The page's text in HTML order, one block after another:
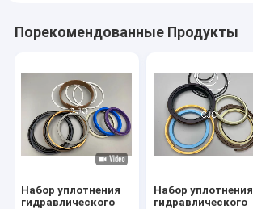
Порекомендованные Продукты
Набор уплотнения
гидравлического
Набор уплотнения
гидравлического